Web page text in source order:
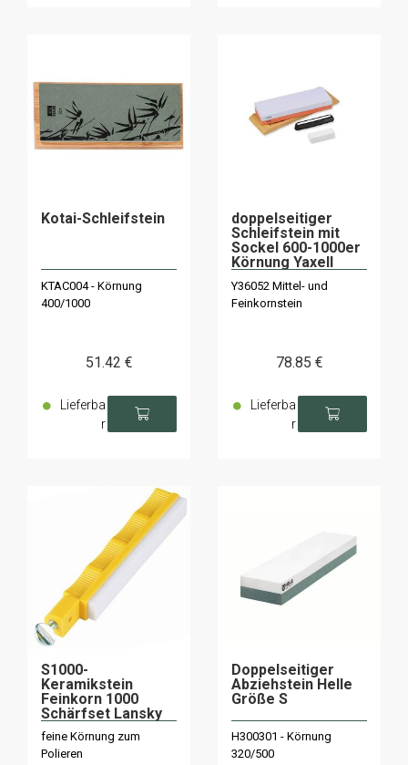
Kotai-Schleifstein
KTAC004 - Körnung
400/1000
51.42 €
Lieferba
r
doppelseitiger
Schleifstein mit
Sockel 600-1000er
Körnung Yaxell
Y36052 Mittel- und
Feinkornstein
78.85 €
Lieferba
r
S1000-
Keramikstein
Feinkorn 1000
Schärfset Lansky
feine Körnung zum
Polieren
Doppelseitiger
Abziehstein Helle
Größe S
H300301 - Körnung
320/500